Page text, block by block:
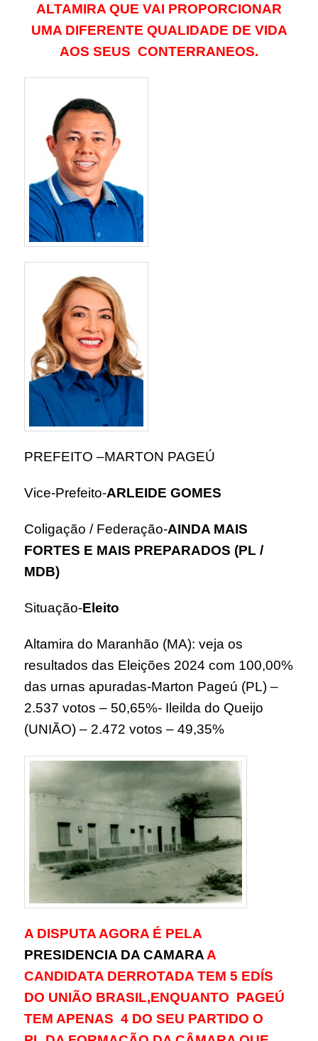
ALTAMIRA QUE VAI PROPORCIONAR
UMA DIFERENTE QUALIDADE DE VIDA
AOS SEUS CONTERRANEOS.
PREFEITO –MARTON PAGEÚ
Vice-Prefeito-ARLEIDE GOMES
Coligação / Federação-AINDA MAIS
FORTES E MAIS PREPARADOS (PL /
MDB)
Situação-Eleito
Altamira do Maranhão (MA): veja os
resultados das Eleições 2024 com 100,00%
das urnas apuradas-Marton Pageú (PL) –
2.537 votos – 50,65%- Ileilda do Queijo
(UNIÃO) – 2.472 votos – 49,35%
A DISPUTA AGORA É PELA
PRESIDENCIA DA CAMARA A
CANDIDATA DERROTADA TEM 5 EDÍS
DO UNIÃO BRASIL,ENQUANTO PAGEÚ
TEM APENAS 4 DO SEU PARTIDO O